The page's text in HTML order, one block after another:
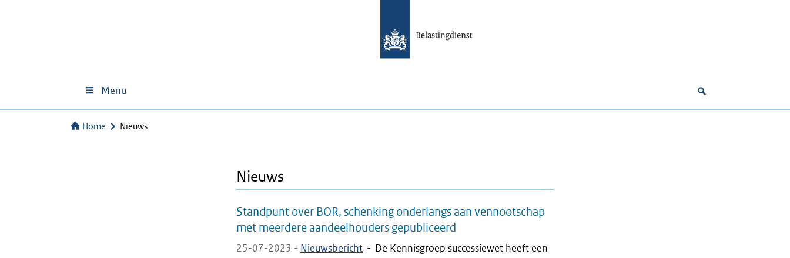
Menu
Home Nieuws
Nieuws
Standpunt over BOR, schenking onderlangs aan vennootschap
met meerdere aandeelhouders gepubliceerd
25-07-2023 - Nieuwsbericht - De Kennisgroep successiewet heeft een